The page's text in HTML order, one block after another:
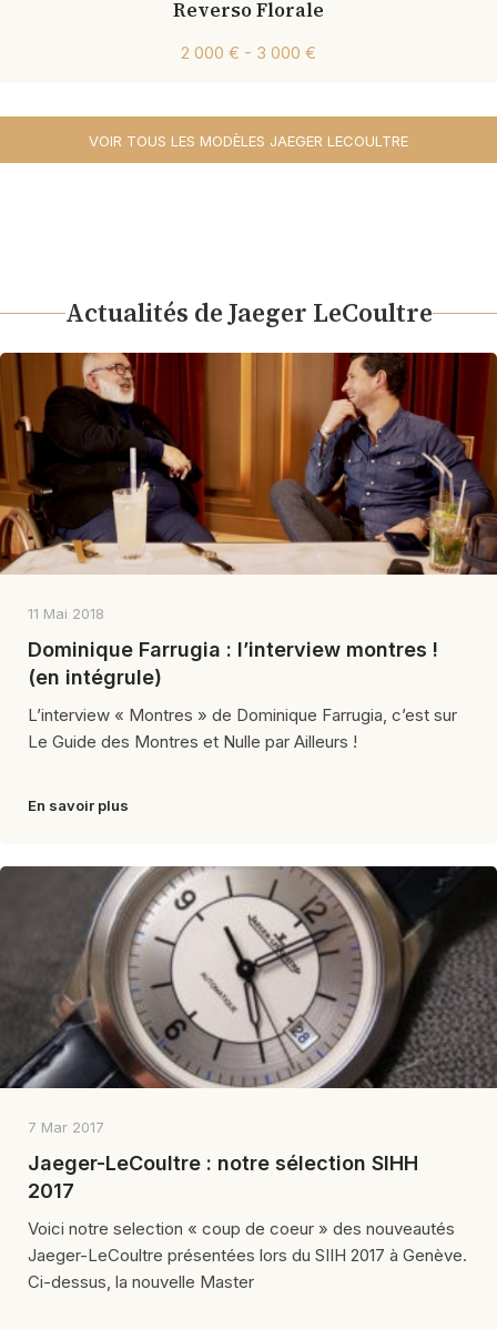
Reverso Florale
2 000 € - 3 000 €
VOIR TOUS LES MODÈLES JAEGER LECOULTRE
Actualités de Jaeger LeCoultre
11 Mai 2018
Dominique Farrugia : l’interview montres !
(en intégrule)
L’interview « Montres » de Dominique Farrugia, c’est sur
Le Guide des Montres et Nulle par Ailleurs !
En savoir plus
7 Mar 2017
Jaeger-LeCoultre : notre sélection SIHH
2017
Voici notre selection « coup de coeur » des nouveautés
Jaeger-LeCoultre présentées lors du SIIH 2017 à Genève.
Ci-dessus, la nouvelle Master